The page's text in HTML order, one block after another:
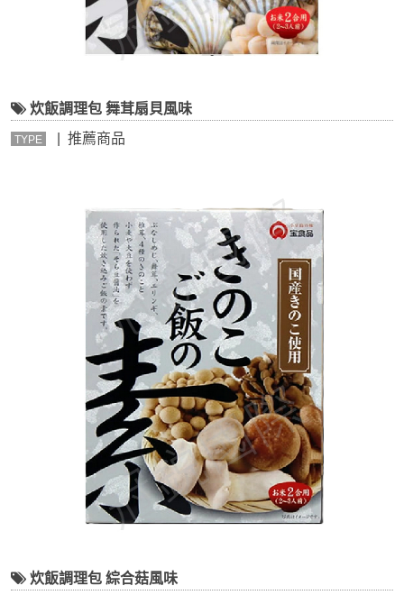
炊飯調理包 舞茸扇貝風味
TYPE | 推薦商品
炊飯調理包 綜合菇風味